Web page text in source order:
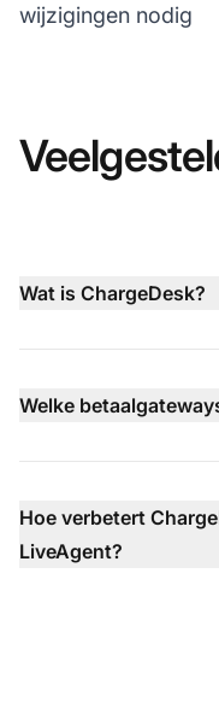
wijzigingen nodig
Wat is ChargeDesk?
Welke
Hoe verbetert
LiveAgent?